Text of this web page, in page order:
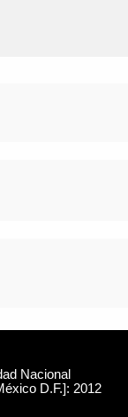
Nacional
D.F.]: 2012